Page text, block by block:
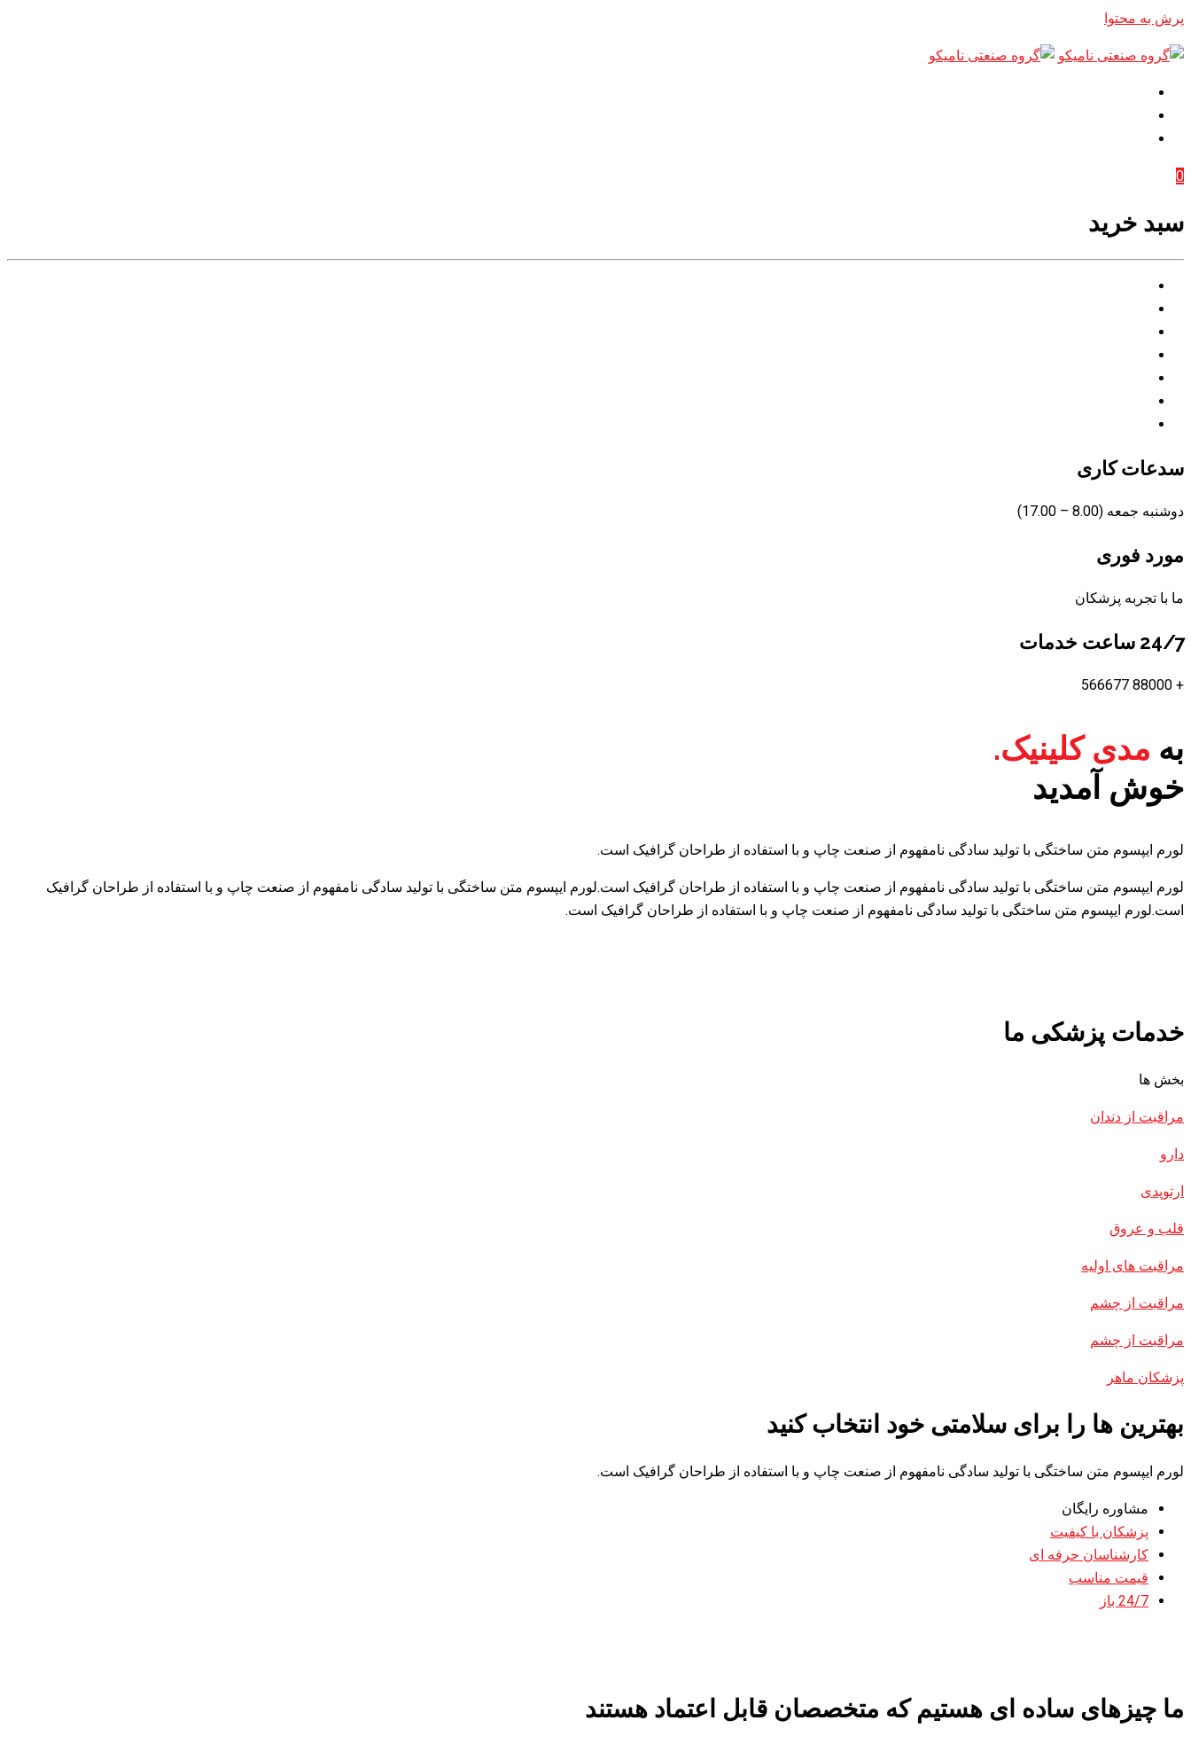
پرش به محتوا
0
سبد خرید
سدعات کاری
دوشنبه جمعه (8.00 – 17.00)
مورد فوری
ما با تجربه پزشکان
24/7 ساعت خدمات
+ 88000 566677
به مدی کلینیک.
خوش آمدید
لورم ایپسوم متن ساختگی با تولید سادگی نامفهوم از صنعت چاپ و با استفاده از طراحان گرافیک است.
لورم ایپسوم متن ساختگی با تولید سادگی نامفهوم از صنعت چاپ و با استفاده از طراحان گرافیک است.لورم ایپسوم متن ساختگی با تولید سادگی نامفهوم از صنعت چاپ و با استفاده از طراحان گرافیک
است.لورم ایپسوم متن ساختگی با تولید سادگی نامفهوم از صنعت چاپ و با استفاده از طراحان گرافیک است.
خدمات پزشکی ما
بخش ها
مراقبت از دندان
دارو
ارتوپدی
قلب و عروق
مراقبت های اولیه
مراقبت از چشم
مراقبت از چشم
پزشکان ماهر
بهترین ها را برای سلامتی خود انتخاب کنید
لورم ایپسوم متن ساختگی با تولید سادگی نامفهوم از صنعت چاپ و با استفاده از طراحان گرافیک است.
مشاوره رایگان
پزشکان با کیفیت
کارشناسان حرفه ای
قیمت مناسب
24/7 باز
ما چیزهای ساده ای هستیم که متخصصان قابل اعتماد هستند